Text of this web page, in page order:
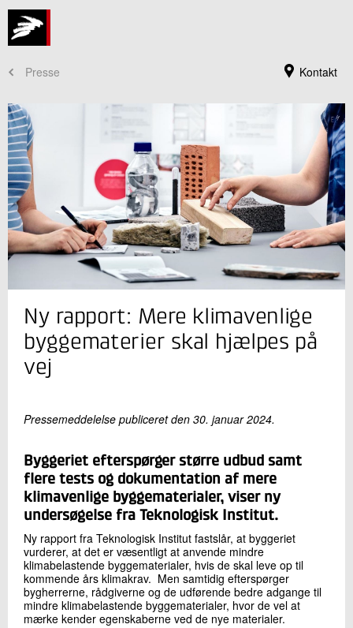
Kontakt
Presse
Jeg er din kontaktperson
Mette Glavind
Direktør, ph.d.
Byggeri og Anlæg
+45 72 20 22 20
Send e-mail
Send
Ny rapport: Mere klimavenlige
byggematerier skal hjælpes på
vej
Pressemeddelelse publiceret den 30. januar 2024.
Byggeriet efterspørger større udbud samt
flere tests og dokumentation af mere
klimavenlige byggematerialer, viser ny
undersøgelse fra Teknologisk Institut.
Ny rapport fra Teknologisk Institut fastslår, at byggeriet
vurderer, at det er væsentligt at anvende mindre
klimabelastende byggematerialer, hvis de skal leve op til
kommende års klimakrav. Men samtidig efterspørger
bygherrerne, rådgiverne og de udførende bedre adgange til
mindre klimabelastende byggematerialer, hvor de vel at
mærke kender egenskaberne ved de nye materialer.